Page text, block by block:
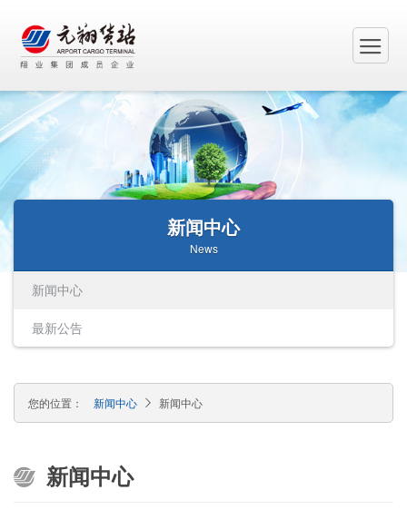
新闻中心
News
新闻中心
最新公告
您的位置： 新闻中心 新闻中心
新闻中心